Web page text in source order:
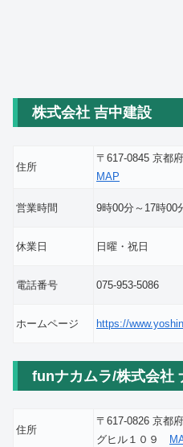
株式会社 吉中建設
住所
〒617-0845 京都
MAP
営業時間 9時00分～17時00
休業日 日曜・祝日
電話番号 075-953-5086
ホームページ https://
funナカムラ/株式会社
住所
〒617-0826 京都
グヒル１０９